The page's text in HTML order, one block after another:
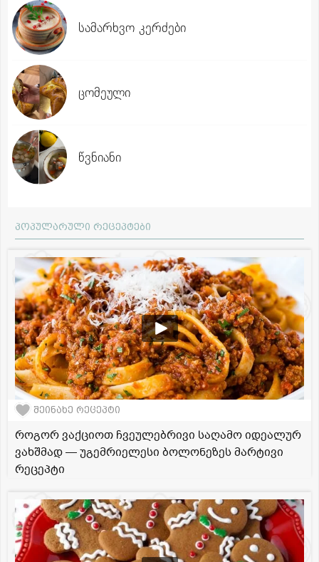
სამარხვო კერძები
ცომეული
წვნიანი
პოპულარული რეცეპტები
შეინახე რეცეპტი
როგორ ვაქციოთ ჩვეულებრივი საღამო იდეალურ
ვახშმად — უგემრიელესი ბოლონეზეს მარტივი
რეცეპტი